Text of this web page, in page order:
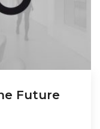
Future